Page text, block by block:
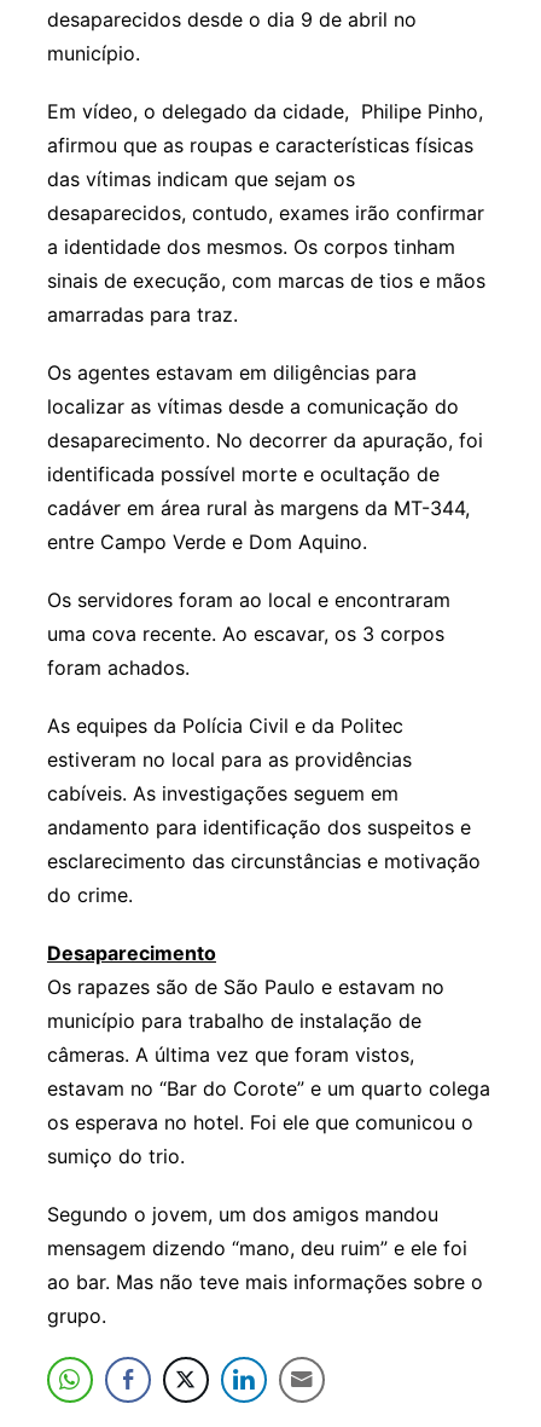
desaparecidos desde o dia 9 de abril no
município.
Em vídeo, o delegado da cidade, Philipe Pinho,
afirmou que as roupas e características físicas
das vítimas indicam que sejam os
desaparecidos, contudo, exames irão confirmar
a identidade dos mesmos. Os corpos tinham
sinais de execução, com marcas de tios e mãos
amarradas para traz.
Os agentes estavam em diligências para
localizar as vítimas desde a comunicação do
desaparecimento. No decorrer da apuração, foi
identificada possível morte e ocultação de
cadáver em área rural às margens da MT-344,
entre Campo Verde e Dom Aquino.
Os servidores foram ao local e encontraram
uma cova recente. Ao escavar, os 3 corpos
foram achados.
As equipes da Polícia Civil e da Politec
estiveram no local para as providências
cabíveis. As investigações seguem em
andamento para identificação dos suspeitos e
esclarecimento das circunstâncias e motivação
do crime.
Desaparecimento
Os rapazes são de São Paulo e estavam no
município para trabalho de instalação de
câmeras. A última vez que foram vistos,
estavam no “Bar do Corote” e um quarto colega
os esperava no hotel. Foi ele que comunicou o
sumiço do trio.
Segundo o jovem, um dos amigos mandou
mensagem dizendo “mano, deu ruim” e ele foi
ao bar. Mas não teve mais informações sobre o
grupo.